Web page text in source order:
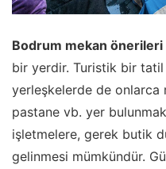
Bodrum mekan önerileri
bir yerdir. Turistik bir tatil
yerleşkelerde de onlarca
pastane vb. yer
işletmelere, gerek butik
gelinmesi mümkündür.